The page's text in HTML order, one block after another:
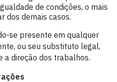
de condições, o mais
dos demais casos.
se presente em qualquer
ou seu substituto legal,
a direção dos trabalhos.